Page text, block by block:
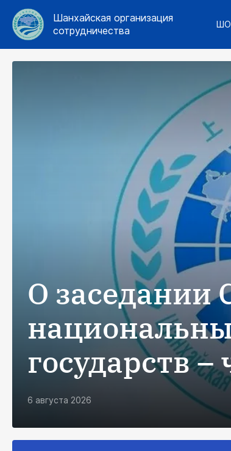
Шанхайская организация
сотрудничества
О заседании
государств
6 августа 2026